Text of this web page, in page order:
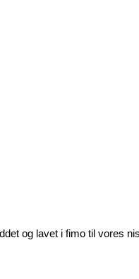
og lavet i fimo til vores